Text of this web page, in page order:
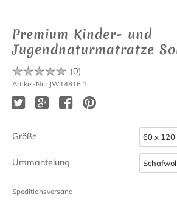
Premium Kinder- und
Jugendnaturmatratze
(0)
Artikel-Nr.: JW14816.1
Größe
Ummantelung
Speditionsversand